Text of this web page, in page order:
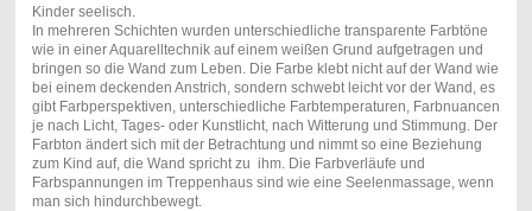
Kinder seelisch.
In mehreren Schichten wurden unterschiedliche transparente Farbtöne
wie in einer Aquarelltechnik auf einem weißen Grund aufgetragen und
bringen so die Wand zum Leben. Die Farbe klebt nicht auf der Wand wie
bei einem deckenden Anstrich, sondern schwebt leicht vor der Wand, es
gibt Farbperspektiven, unterschiedliche Farbtemperaturen, Farbnuancen
je nach Licht, Tages- oder Kunstlicht, nach Witterung und Stimmung. Der
Farbton ändert sich mit der Betrachtung und nimmt so eine Beziehung
zum Kind auf, die Wand spricht zu ihm. Die Farbverläufe und
Farbspannungen im Treppenhaus sind wie eine Seelenmassage, wenn
man sich hindurchbewegt.